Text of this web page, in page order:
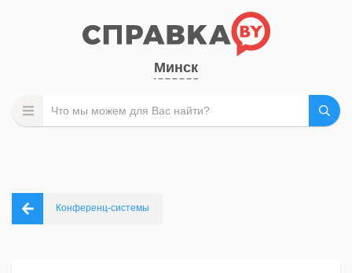
Минск
Конференц-системы